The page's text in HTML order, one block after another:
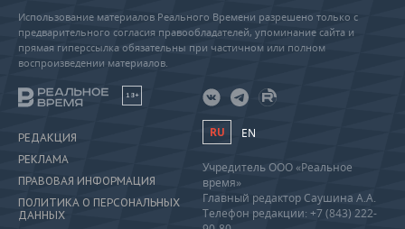
Использование материалов Реального Времени разрешено только с
предварительного согласия правообладателей, упоминание сайта и
прямая гиперссылка обязательны при частичном или полном
воспроизведении материалов.
18+
РЕДАКЦИЯ
РЕКЛАМА
ПРАВОВАЯ ИНФОРМАЦИЯ
ПОЛИТИКА О ПЕРСОНАЛЬНЫХ
ДАННЫХ
RU EN
Учредитель ООО «Реальное
время»
Главный редактор Саушина А.А.
Телефон редакции: +7 (843) 222-